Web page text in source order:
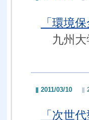
「環境
九州大
2011/03/10
「次世